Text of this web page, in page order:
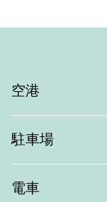
空港
駐車場
電車